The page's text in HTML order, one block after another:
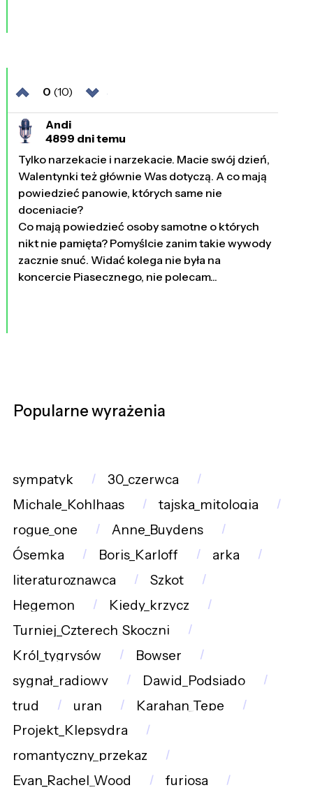
0 (10)
Andi
4899 dni temu
Tylko narzekacie i narzekacie. Macie swój dzień,
Walentynki też głównie Was dotyczą. A co mają
powiedzieć panowie, których same nie
doceniacie?
Co mają powiedzieć osoby samotne o których
nikt nie pamięta? Pomyślcie zanim takie wywody
zacznie snuć. Widać kolega nie była na
koncercie Piasecznego, nie polecam...
Popularne wyrażenia
sympatyk
30_czerwca
Michale_Kohlhaas
tajska_mitologia
rogue_one
Anne_Buydens
Ósemka
Boris_Karloff
arka
literaturoznawca
Szkot
Hegemon
Kiedy_krzycz
Turniej_Czterech_Skoczni
Król_tygrysów
Bowser
sygnał_radiowy
Dawid_Podsiado
trud
uran
Karahan_Tepe
Projekt_Klepsydra
romantyczny_przekaz
Evan_Rachel_Wood
furiosa